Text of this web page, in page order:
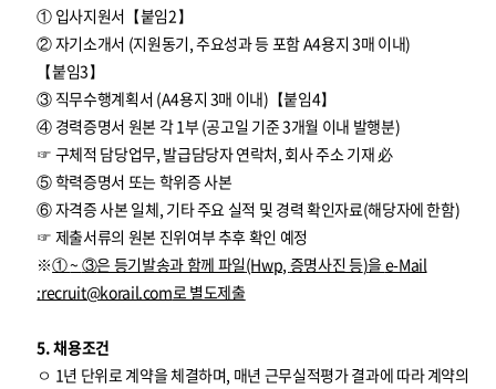
① 입사지원서【붙임2】
② 자기소개서 (지원동기, 주요성과 등 포함 A4용지 3매 이내)
【붙임3】
③ 직무수행계획서 (A4용지 3매 이내)【붙임4】
④ 경력증명서 원본 각 1부 (공고일 기준 3개월 이내 발행분)
☞ 구체적 담당업무, 발급담당자 연락처, 회사 주소 기재 必
⑤ 학력증명서 또는 학위증 사본
⑥ 자격증 사본 일체, 기타 주요 실적 및 경력 확인자료(해당자에 한함)
☞ 제출서류의 원본 진위여부 추후 확인 예정
※①~ ③은 등기발송과 함께 파일(Hwp, 증명사진 등)을 e-Mail
:recruit@korail.com로 별도제출
5. 채용조건
ㅇ 1년 단위로 계약을 체결하며, 매년 근무실적평가 결과에 따라 계약의